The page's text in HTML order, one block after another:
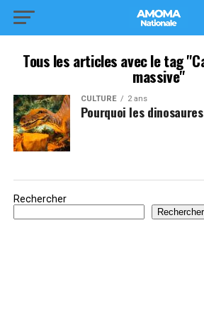
Tous les articles avec le tag
massive"
CULTURE 2 ans
Pourquoi les
Rechercher
Rechercher